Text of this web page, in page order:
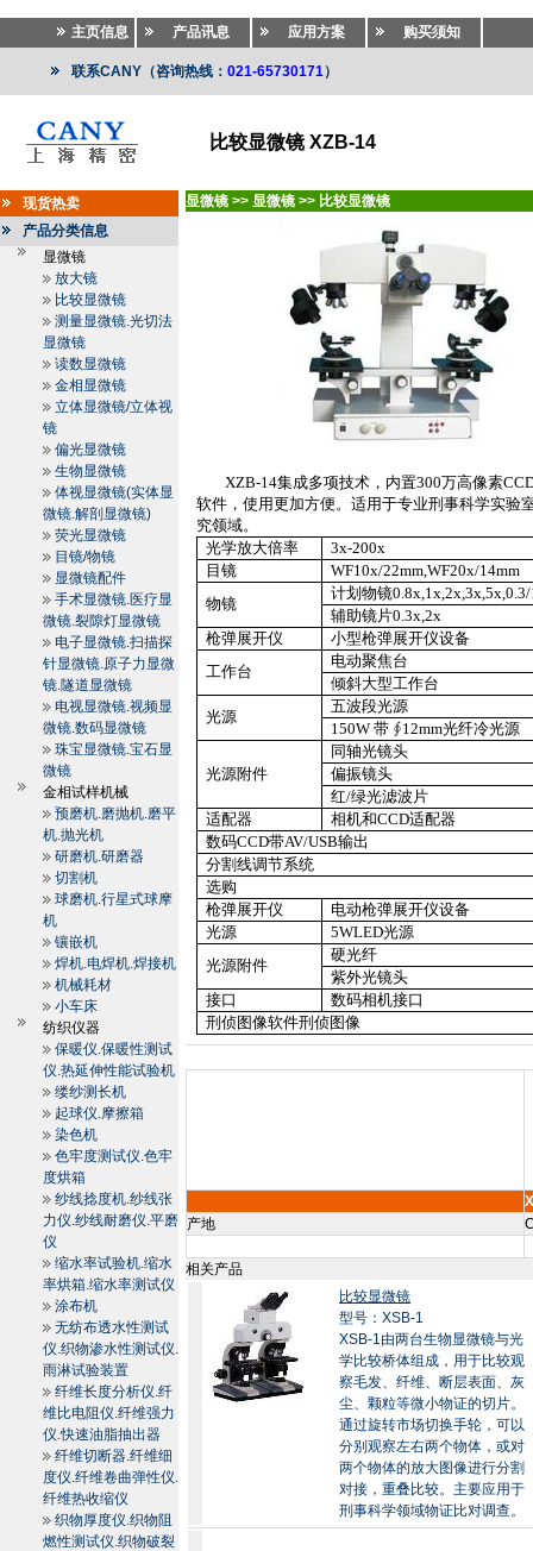
主页信息 产品讯息 应用方案 购买须知
联系CANY（咨询热线： 021-65730171）
比较显微镜 XZB-14
现货热卖
产品分类信息
显微镜
放大镜
比较显微镜
测量显微镜.光切法
显微镜
读数显微镜
金相显微镜
立体显微镜/立体视
镜
偏光显微镜
生物显微镜
体视显微镜(实体显
微镜.解剖显微镜)
荧光显微镜
目镜/物镜
显微镜配件
手术显微镜.医疗显
微镜.裂隙灯显微镜
电子显微镜.扫描探
针显微镜.原子力显微
镜.隧道显微镜
电视显微镜.视频显
微镜.数码显微镜
珠宝显微镜.宝石显
微镜
金相试样机械
预磨机.磨抛机.磨平
机.抛光机
研磨机.研磨器
切割机
球磨机.行星式球摩
机
镶嵌机
焊机.电焊机.焊接机
机械耗材
小车床
纺织仪器
保暖仪.保暖性测试
仪.热延伸性能试验机
缕纱测长机
起球仪.摩擦箱
染色机
色牢度测试仪.色牢
度烘箱
纱线捻度机.纱线张
力仪.纱线耐磨仪.平磨
仪
缩水率试验机.缩水
率烘箱.缩水率测试仪
涂布机
无纺布透水性测试
仪.织物渗水性测试仪.
雨淋试验装置
纤维长度分析仪.纤
维比电阻仪.纤维强力
仪.快速油脂抽出器
纤维切断器.纤维细
度仪.纤维卷曲弹性仪.
纤维热收缩仪
织物厚度仪.织物阻
燃性测试仪.织物破裂
显微镜 >> 显微镜 >> 比较显微镜
XZB-14集成多项技术，内置300万高像素
软件，使用更加方便。适用于专业刑事科学实验
究领域。
光学放大倍率
3x-200x
目镜
WF10x/22mm,WF20x/14mm
物镜
计划物镜
辅助镜片0.3x,2x
枪弹展开仪
小型枪弹展开仪设备
工作台
电动聚焦台
倾斜大型工作台
光源
五波段光源
150W带 ∮12mm光纤冷光源
光源附件
同轴光镜头
偏振镜头
红/绿光滤波片
适配器
相机和CCD适配器
数码CCD带AV/USB输出
分割线调节系统
选购
枪弹展开仪
电动枪弹展开仪设备
光源
5WLED光源
光源附件
硬光纤
紫外光镜头
接口
数码相机接口
刑侦图像软件刑侦图像
产地
相关产品
比较显微镜
型号：XSB-1
XSB-1由两台生物显微镜与光
学比较桥体组成，用于比较观
察毛发、纤维、断层表面、灰
尘、颗粒等微小物证的切片。
通过旋转市场切换手轮，可以
分别观察左右两个物体，或对
两个物体的放大图像进行分割
对接，重叠比较。主要应用于
刑事科学领域物证比对调查。